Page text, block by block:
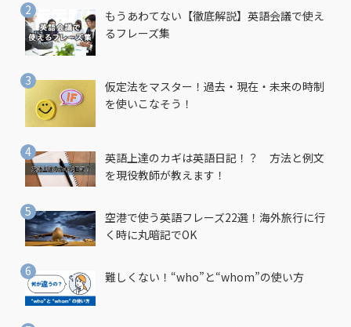
もうあわてない【徹底解説】英語会議で使え
るフレーズ集
仮定法をマスター！過去・現在・未来の時制
を使いこなそう！
英語上達のカギは英語日記！？ 方法と例文
を現役教師が教えます！
空港で使う英語フレーズ22選！海外旅行に行
く時に丸暗記でOK
難しくない！“who”と“whom”の使い方